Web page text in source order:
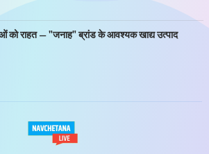
को राहत — "जनाह" ब्रांड के आवश्यक खाद्य उत्पाद